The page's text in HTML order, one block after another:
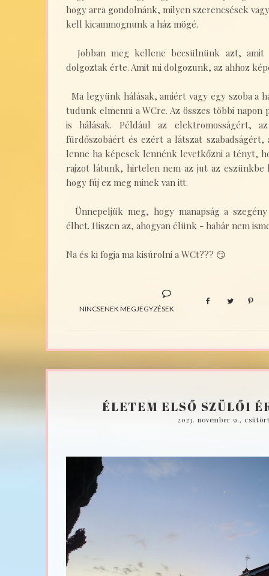
hogy arra gondolnánk, milyen szerencsések
kell kicammognunk a ház mögé.
Jobban meg kellene becsülnünk azt, amit
dolgoztak érte. Amit mi dolgozunk, az ahhoz
Ma legyünk hálásak, amiért vagy egy szoba a
tudunk elmenni a WCre. Az összes többi
is hálásak. Például az elektromosságért,
fürdőszobáért és ezért a látszat szabadságért,
lenne ha képesek lennénk levetkőzni a tényt,
rajzot látunk, hirtelen nem az jut az eszünkbe
hogy fúj ez meg minek van itt.
Ünnepeljük meg, hogy manapság a
élhet. Hiszen az, ahogyan élünk - habár nem
Na és ki fogja ma kisúrolni a WCt??? 😏
NINCSENEK MEGJEGYZÉSEK
ÉLETEM ELSŐ SZÜLŐI
2023. november 9.,